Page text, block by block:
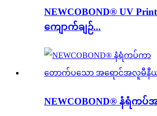
NEWCOBOND® UV
ကျောက်ချဉ်...
NEWCOBOND® နံရံကပ်